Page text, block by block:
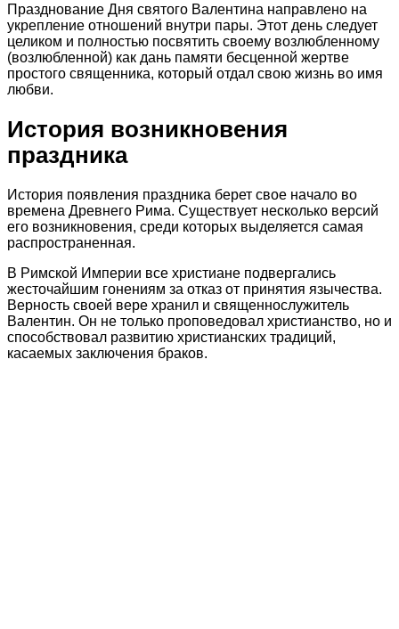
Празднование Дня святого Валентина направлено на
укрепление отношений внутри пары. Этот день следует
целиком и полностью посвятить своему возлюбленному
(возлюбленной) как дань памяти бесценной жертве
простого священника, который отдал свою жизнь во имя
любви.
История возникновения
праздника
История появления праздника берет свое начало во
времена Древнего Рима. Существует несколько версий
его возникновения, среди которых выделяется самая
распространенная.
В Римской Империи все христиане подвергались
жесточайшим гонениям за отказ от принятия язычества.
Верность своей вере хранил и священнослужитель
Валентин. Он не только проповедовал христианство, но и
способствовал развитию христианских традиций,
касаемых заключения браков.